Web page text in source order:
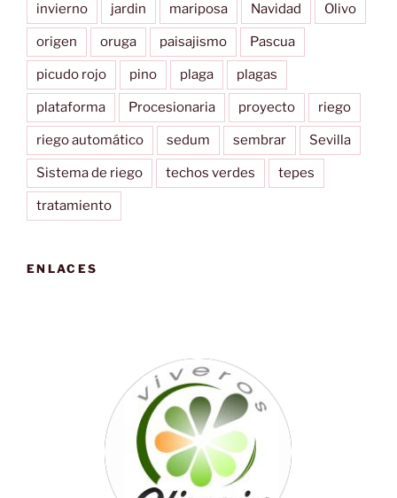
invierno jardin mariposa Navidad Olivo
origen oruga paisajismo Pascua
picudo rojo pino plaga plagas
plataforma Procesionaria proyecto riego
riego automático sedum sembrar Sevilla
Sistema de riego techos verdes tepes
tratamiento
ENLACES